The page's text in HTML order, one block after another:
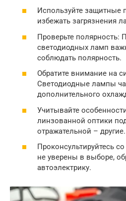
Используйте защитные
избежать загрязнения
Проверьте полярность:
светодиодных ламп
соблюдать полярность.
Обратите внимание на
Светодиодные лампы
дополнительного
Учитывайте
линзованной оптики
отражательной – другие.
Проконсультируйтесь
не уверены в выборе,
автоэлектрику.